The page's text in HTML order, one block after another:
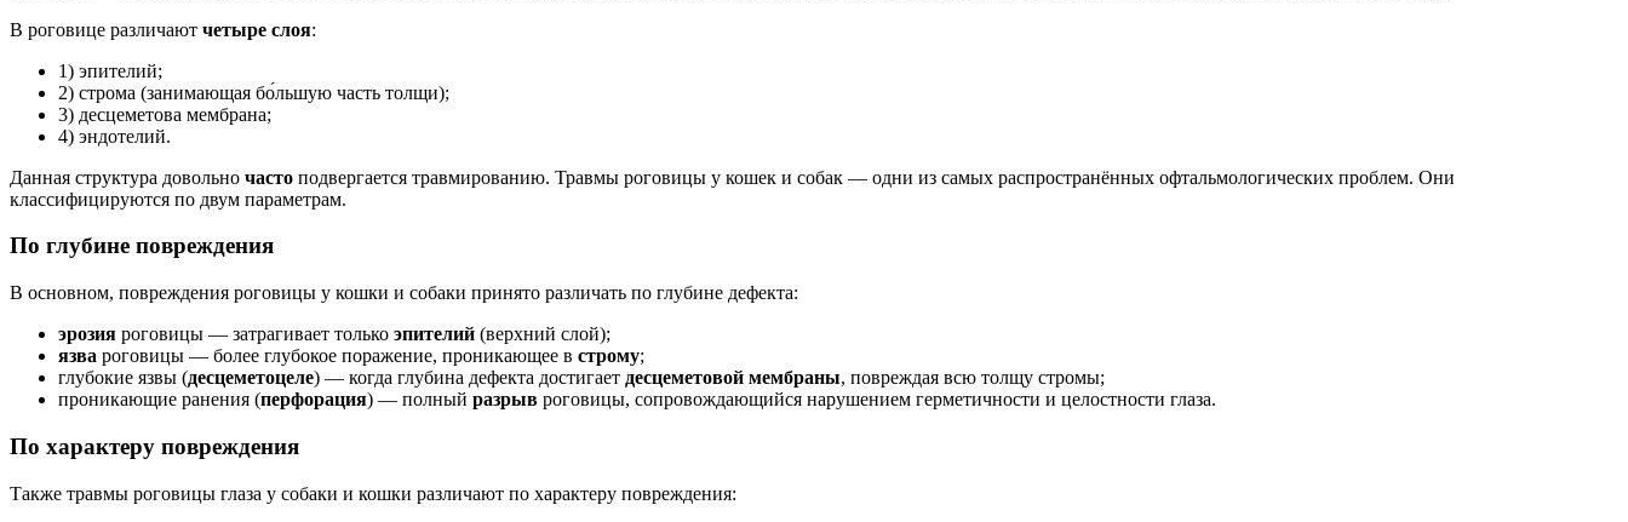
В роговице различают четыре слоя:
1) эпителий;
2) строма (занимающая бо́льшую часть толщи);
3) десцеметова мембрана;
4) эндотелий.
Данная структура довольно часто подвергается травмированию. Травмы роговицы у кошек и собак — одни из самых распространённых офтальмологических проблем. Они
классифицируются по двум параметрам.
По глубине повреждения
В основном, повреждения роговицы у кошки и собаки принято различать по глубине дефекта:
эрозия роговицы — затрагивает только эпителий (верхний слой);
язва роговицы — более глубокое поражение, проникающее в строму;
глубокие язвы (десцеметоцеле) — когда глубина дефекта достигает десцеметовой мембраны, повреждая всю толщу стромы;
проникающие ранения (перфорация) — полный разрыв роговицы, сопровождающийся нарушением герметичности и целостности глаза.
По характеру повреждения
Также травмы роговицы глаза у собаки и кошки различают по характеру повреждения: